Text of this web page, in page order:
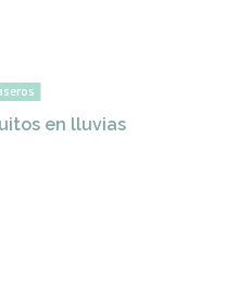
en lluvias